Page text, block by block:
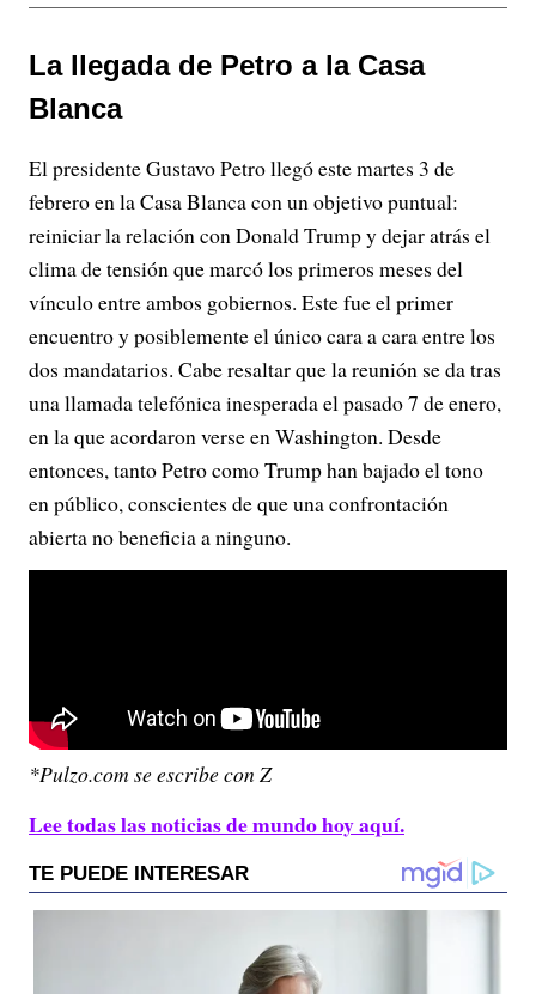
La llegada de Petro a la Casa
Blanca
El presidente Gustavo Petro llegó este martes 3 de
febrero en la Casa Blanca con un objetivo puntual:
reiniciar la relación con Donald Trump y dejar atrás el
clima de tensión que marcó los primeros meses del
vínculo entre ambos gobiernos. Este fue el primer
encuentro y posiblemente el único cara a cara entre los
dos mandatarios. Cabe resaltar que la reunión se da tras
una llamada telefónica inesperada el pasado 7 de enero,
en la que acordaron verse en Washington. Desde
entonces, tanto Petro como Trump han bajado el tono
en público, conscientes de que una confrontación
abierta no beneficia a ninguno.
*Pulzo.com se escribe con Z
Lee todas las noticias de mundo hoy aquí.